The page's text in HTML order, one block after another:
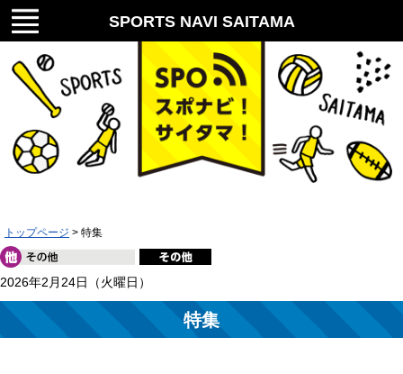
スポナビ！サイタマ！
メニ
ュー
SPORTS NAVI SAITAMA
トップページ > 特集
2026年2月24日（火曜日）
特集